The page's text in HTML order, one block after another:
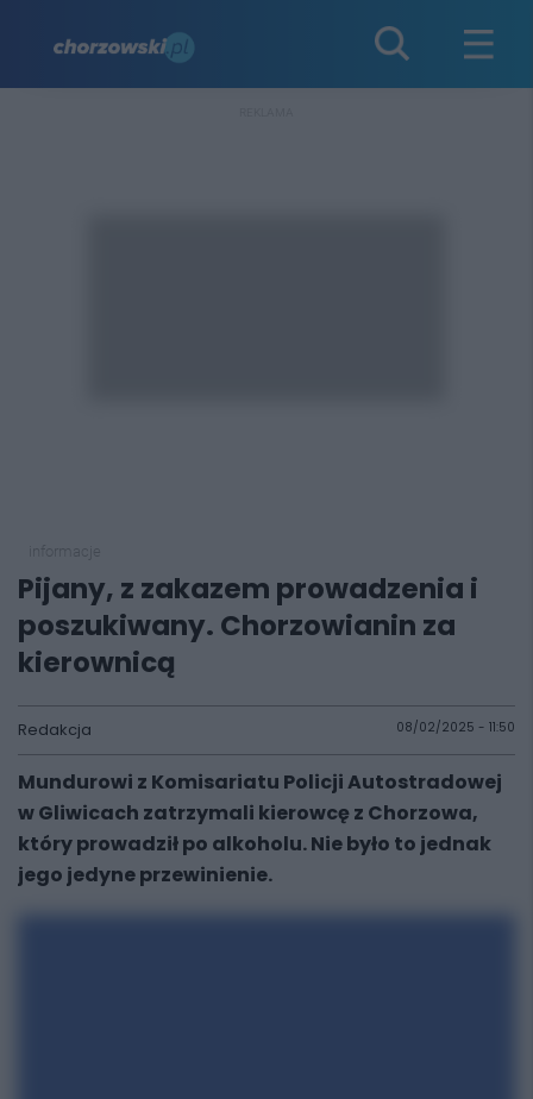
Pijany, z zakazem prowadzenia i
poszukiwany. Chorzowianin za
kierownicą
Redakcja 08/02/2025 - 11:50
Mundurowi z Komisariatu Policji Autostradowej
w Gliwicach zatrzymali kierowcę z Chorzowa,
który prowadził po alkoholu. Nie było to jednak
jego jedyne przewinienie.